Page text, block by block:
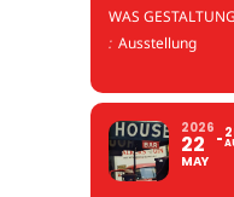
WAS
: Ausstellung
2026
22
MAY